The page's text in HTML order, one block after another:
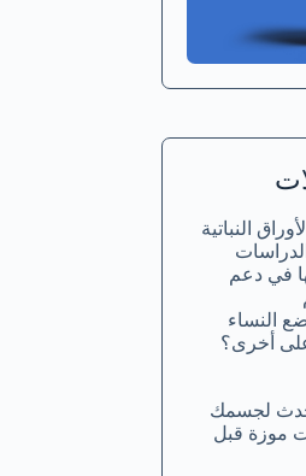
النباتية
في دعم
النساء
أخرى؟
لجسمك
موزة قبل